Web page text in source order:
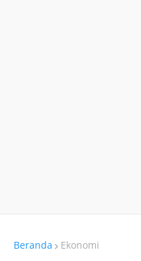
Beranda Ekonomi